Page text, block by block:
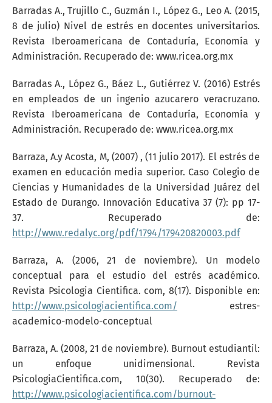
Barradas A., Trujillo C., Guzmán I., López G., Leo A. (2015,
8 de julio) Nivel de estrés en docentes universitarios.
Revista Iberoamericana de Contaduría, Economía y
Administración. Recuperado de: www.ricea.org.mx
Barradas A., López G., Báez L., Gutiérrez V. (2016) Estrés
en empleados de un ingenio azucarero veracruzano.
Revista Iberoamericana de Contaduría, Economía y
Administración. Recuperado de: www.ricea.org.mx
Barraza, A.y Acosta, M, (2007) , (11 julio 2017). El estrés de
examen en educación media superior. Caso Colegio de
Ciencias y Humanidades de la Universidad Juárez del
Estado de Durango. Innovación Educativa 37 (7): pp 17-
37. Recuperado de:
http://www.redalyc.org/pdf/1794/179420820003.pdf
Barraza, A. (2006, 21 de noviembre). Un modelo
conceptual para el estudio del estrés académico.
Revista Psicologia Cientifica. com, 8(17). Disponible en:
http://www.psicologiacientifica.com/ estres-
academico-modelo-conceptual
Barraza, A. (2008, 21 de noviembre). Burnout estudiantil:
un enfoque unidimensional. Revista
PsicologiaCientifica.com, 10(30). Recuperado de:
http://www.psicologiacientifica.com/burnout-